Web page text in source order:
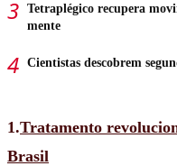
Tetraplégico recupera
mente
Cientistas descobrem
1.Tratamento
Brasil